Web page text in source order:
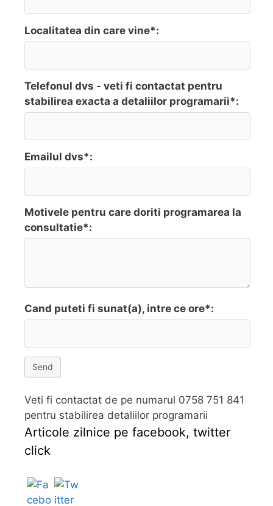
Localitatea din care vine*:
Telefonul dvs - veti fi contactat pentru
stabilirea exacta a detaliilor programarii*:
Emailul dvs*:
Motivele pentru care doriti programarea la
consultatie*:
Cand puteti fi sunat(a), intre ce ore*:
Send
Veti fi contactat de pe numarul 0758 751 841
pentru stabilirea detaliilor programarii
Articole zilnice pe facebook, twitter
click